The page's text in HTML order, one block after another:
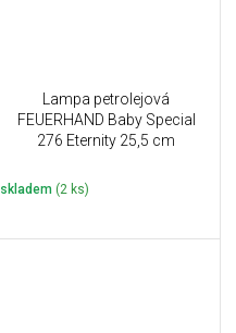
Lampa petrolejová
FEUERHAND Baby Special
276 Eternity 25,5 cm
skladem (2 ks)